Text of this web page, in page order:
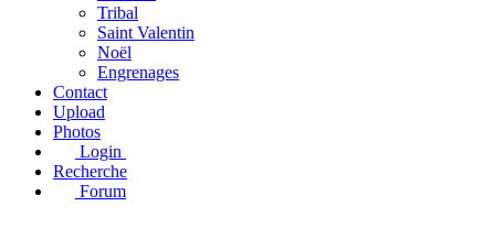
Tribal
Saint Valentin
Noël
Engrenages
Contact
Upload
Photos
Login
Recherche
Forum